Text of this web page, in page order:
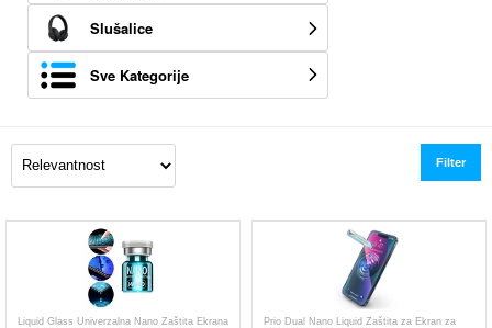
Slušalice
Sve Kategorije
Filter
Liquid Glass Univerzalna Nano Zaštita Ekrana
Prio Dual Nano Liquid Zaštita za Ekran za